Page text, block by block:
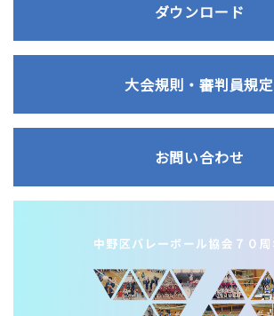
ダウンロード
大会規則・審判員規定
お問い合わせ